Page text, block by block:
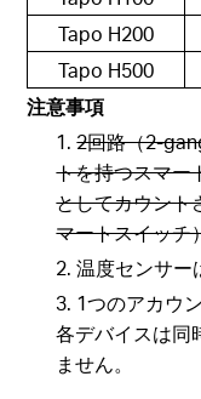
Tapo H200
Tapo H500
注意事項
1.2回路（2-
トを持つスマー
としてカウント
マートスイッチ
2. 温度センサー
3. 1つのアカウ
各デバイスは同
ません。